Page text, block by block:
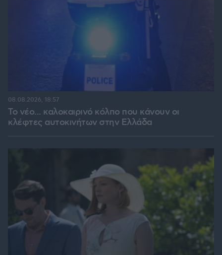
Το νέο... καλοκαιρινό κόλπο που κάνουν οι
κλέφτες αυτοκινήτων στην Ελλάδα
08.08.2026, 18:57